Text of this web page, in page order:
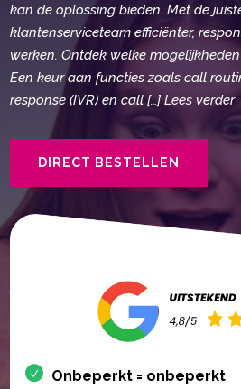
kan de oplossing bieden. Met de
klantenserviceteam efficiënter,
werken. Ontdek welke
Een keur aan functies zoals call
response (IVR) en call […] Lees verder
DIRECT BESTELLEN
Onbeperkt = onbeperkt